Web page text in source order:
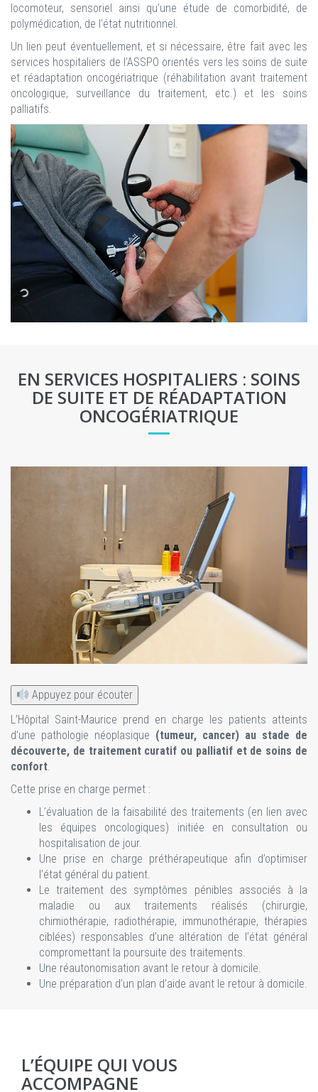
locomoteur, sensoriel ainsi qu’une étude de comorbidité, de
polymédication, de l’état nutritionnel.
Un lien peut éventuellement, et si nécessaire, être fait avec les
services hospitaliers de l’ASSPO orientés vers les soins de suite
et réadaptation oncogériatrique (réhabilitation avant traitement
oncologique, surveillance du traitement, etc.) et les soins
palliatifs.
EN SERVICES HOSPITALIERS : SOINS
DE SUITE ET DE RÉADAPTATION
ONCOGÉRIATRIQUE
Appuyez pour écouter
L’Hôpital Saint-Maurice prend en charge les patients atteints
d’une pathologie néoplasique (tumeur, cancer) au stade de
découverte, de traitement curatif ou palliatif et de soins de
confort.
Cette prise en charge permet :
L’évaluation de la faisabilité des traitements (en lien avec
les équipes oncologiques) initiée en consultation ou
hospitalisation de jour.
Une prise en charge préthérapeutique afin d’optimiser
l’état général du patient.
Le traitement des symptômes pénibles associés à la
maladie ou aux traitements réalisés (chirurgie,
chimiothérapie, radiothérapie, immunothérapie, thérapies
ciblées) responsables d’une altération de l’état général
compromettant la poursuite des traitements.
Une réautonomisation avant le retour à domicile.
Une préparation d’un plan d’aide avant le retour à domicile.
L’ÉQUIPE QUI VOUS
ACCOMPAGNE